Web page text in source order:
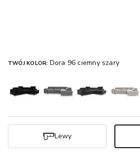
TWÓJ KOLOR: Dora 96 ciemny szary
Lewy